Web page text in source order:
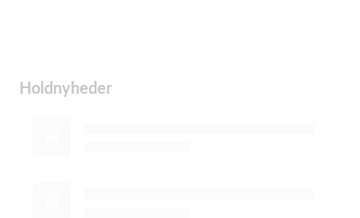
Holdnyheder